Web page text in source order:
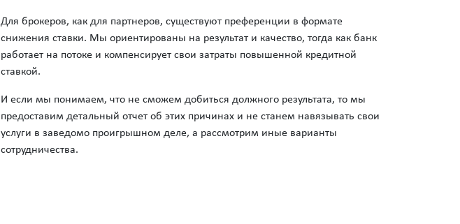
Для брокеров, как для партнеров, существуют преференции в формате
снижения ставки. Мы ориентированы на результат и качество, тогда как банк
работает на потоке и компенсирует свои затраты повышенной кредитной
ставкой.
И если мы понимаем, что не сможем добиться должного результата, то мы
предоставим детальный отчет об этих причинах и не станем навязывать свои
услуги в заведомо проигрышном деле, а рассмотрим иные варианты
сотрудничества.